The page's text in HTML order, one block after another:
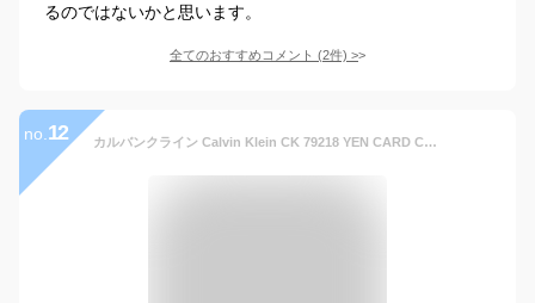
るのではないかと思います。
全てのおすすめコメント (2件) >
no. 12 カルバンクライン Calvin Klein CK 79218 YEN CARD CASE C/C カードケース 名刺入れ BLACK ブラック